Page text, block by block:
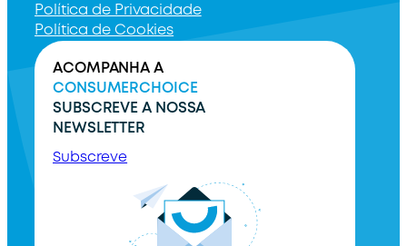
Política de Privacidade
Política de Cookies
ACOMPANHA A
CONSUMERCHOICE
SUBSCREVE A NOSSA
NEWSLETTER
Subscreve